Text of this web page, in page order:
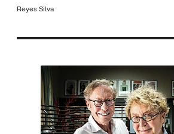
Reyes Silva